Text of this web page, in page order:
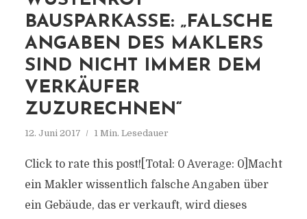
BAUSPARKASSE: „FALSCHE
ANGABEN DES MAKLERS
SIND NICHT IMMER DEM
VERKÄUFER
ZUZURECHNEN“
12. Juni 2017 1 Min. Lesedauer
Click to rate this post![Total: 0 Average: 0]Macht
ein Makler wissentlich falsche Angaben über
ein Gebäude, das er verkauft, wird dieses